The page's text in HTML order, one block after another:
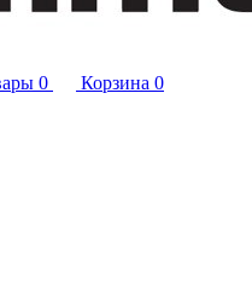
0 Корзина 0